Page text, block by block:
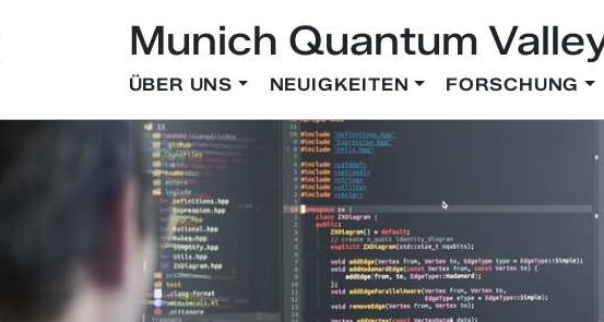
Munich Quantum
ÜBER UNS NEUIGKEITEN FORSCHUNG